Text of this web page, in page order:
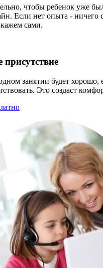
чтобы ребенок уже
Если нет опыта -
сами.
занятии будет хорошо,
Это создаст